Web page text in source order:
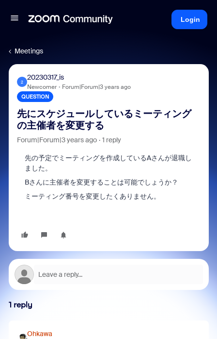
Login
Meetings
2
20230317_is
Newcomer Forum|Forum|3 years ago
QUESTION
先にスケジュールしているミーティング
の主催者を変更する
Forum|Forum|3 years ago 1 reply
先の予定でミーティングを作成しているAさんが退職し
ました。
Bさんに主催者を変更することは可能でしょうか？
ミーティング番号を変更したくありません。
1 reply
Ohkawa